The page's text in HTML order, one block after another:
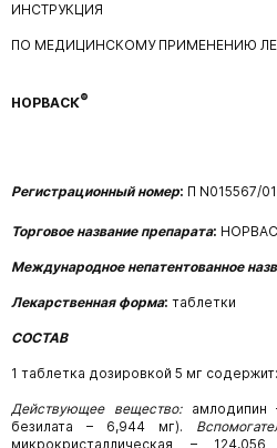
ИНСТРУКЦИЯ
ПО МЕДИЦИНСКОМУ ПРИМЕНЕНИЮ
НОРВАСК®
Регистрационный номер: П N015567/01
Торговое название препарата:
Международное непатентованное
Лекарственная форма: таблетки
СОСТАВ
1 таблетка дозировкой 5 мг содержит:
Действующее вещество: амлодипин
безилата
– 6,944 мг).
микрокристаллическая
– 124,056